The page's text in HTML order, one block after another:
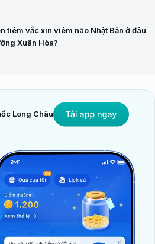
tiêm vắc xin viêm não Nhật Bản ở đâu
Xuân Hòa?
Long Châu